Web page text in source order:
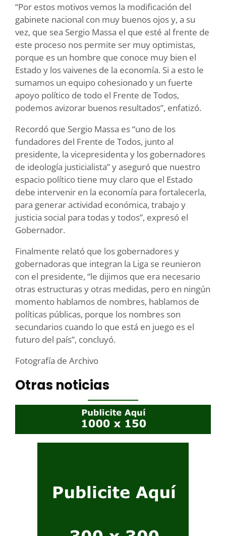
“Por estos motivos vemos la modificación del
gabinete nacional con muy buenos ojos y, a su
vez, que sea Sergio Massa el que esté al frente de
este proceso nos permite ser muy optimistas,
porque es un hombre que conoce muy bien el
Estado y los vaivenes de la economía. Si a esto le
sumamos un equipo cohesionado y un fuerte
apoyo político de todo el Frente de Todos,
podemos avizorar buenos resultados”, enfatizó.
Recordó que Sergio Massa es “uno de los
fundadores del Frente de Todos, junto al
presidente, la vicepresidenta y los gobernadores
de ideología justicialista” y aseguró que nuestro
espacio político tiene muy claro que el Estado
debe intervenir en la economía para fortalecerla,
para generar actividad económica, trabajo y
justicia social para todas y todos”, expresó el
Gobernador.
Finalmente relató que los gobernadores y
gobernadoras que integran la Liga se reunieron
con el presidente, “le dijimos que era necesario
otras estructuras y otras medidas, pero en ningún
momento hablamos de nombres, hablamos de
políticas públicas, porque los nombres son
secundarios cuando lo que está en juego es el
futuro del país”, concluyó.
Fotografía de Archivo
Otras noticias